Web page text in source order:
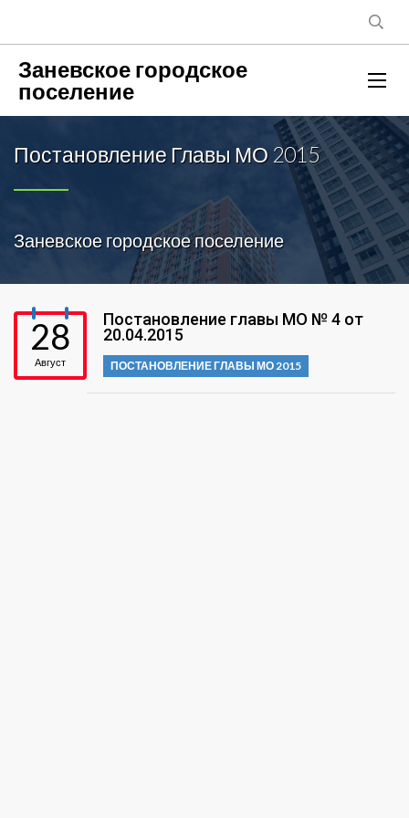
Заневское городское
поселение
Постановление Главы МО 2015
Заневское городское поселение
28
Август
Постановление главы МО № 4 от
20.04.2015
ПОСТАНОВЛЕНИЕ ГЛАВЫ МО 2015